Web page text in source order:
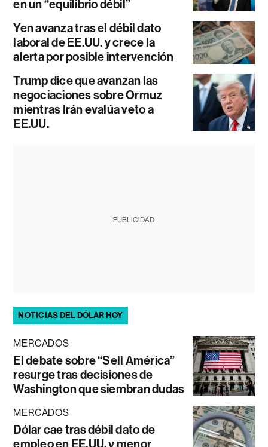
en un “equilibrio débil”
Yen avanza tras el débil dato
laboral de EE.UU. y crece la
alerta por posible intervención
Trump dice que avanzan las
negociaciones sobre Ormuz
mientras Irán evalúa veto a
EE.UU.
PUBLICIDAD
NOTICIAS DEL DÓLAR HOY
MERCADOS
El debate sobre “Sell América”
resurge tras decisiones de
Washington que siembran dudas
MERCADOS
Dólar cae tras débil dato de
empleo en EE.UU. y menor